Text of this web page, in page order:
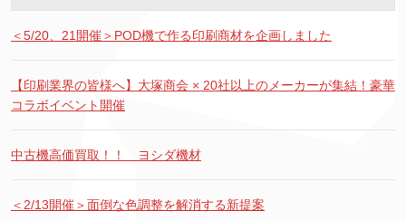
＜5/20、21開催＞POD機で作る印刷商材を企画しました
【印刷業界の皆様へ】大塚商会 × 20社以上のメーカーが集結！豪華
コラボイベント開催
中古機高価買取！！ ヨシダ機材
＜2/13開催＞面倒な色調整を解消する新提案